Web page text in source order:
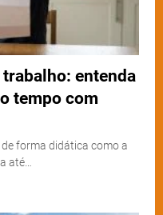
entenda
tempo com
forma didática como a
até…